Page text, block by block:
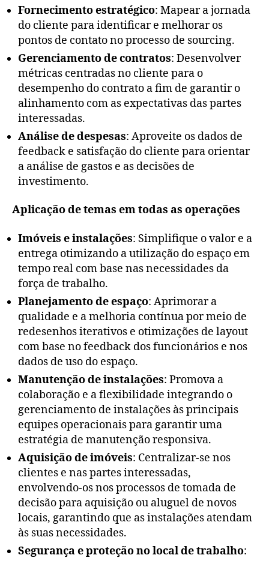
Fornecimento estratégico: Mapear a jornada
do cliente para identificar e melhorar os
pontos de contato no processo de sourcing.
Gerenciamento de contratos: Desenvolver
métricas centradas no cliente para o
desempenho do contrato a fim de garantir o
alinhamento com as expectativas das partes
interessadas.
Análise de despesas: Aproveite os dados de
feedback e satisfação do cliente para orientar
a análise de gastos e as decisões de
investimento.
Aplicação de temas em todas as operações
Imóveis e instalações: Simplifique o valor e a
entrega otimizando a utilização do espaço em
tempo real com base nas necessidades da
força de trabalho.
Planejamento de espaço: Aprimorar a
qualidade e a melhoria contínua por meio de
redesenhos iterativos e otimizações de layout
com base no feedback dos funcionários e nos
dados de uso do espaço.
Manutenção de instalações: Promova a
colaboração e a flexibilidade integrando o
gerenciamento de instalações às principais
equipes operacionais para garantir uma
estratégia de manutenção responsiva.
Aquisição de imóveis: Centralizar-se nos
clientes e nas partes interessadas,
envolvendo-os nos processos de tomada de
decisão para aquisição ou aluguel de novos
locais, garantindo que as instalações atendam
às suas necessidades.
Segurança e proteção no local de trabalho: